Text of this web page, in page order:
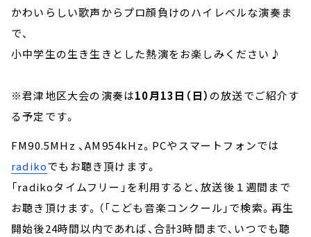
かわいらしい歌声からプロ顔負けのハイレベルな演奏ま
で、
小中学生の生き生きとした熱演をお楽しみください♪
※君津地区大会の演奏は10月13日（日） の放送でご紹介す
る予定です。
FM90.5MHz 、AM954kHz。PCやスマートフォンでは
radikoでもお聴き頂けます。
「radikoタイムフリー」を利用すると、放送後１週間まで
お聴き頂けます。（「こども音楽コンクール」で検索。再生
開始後24時間以内であれば、合計3時間まで、いつでも聴